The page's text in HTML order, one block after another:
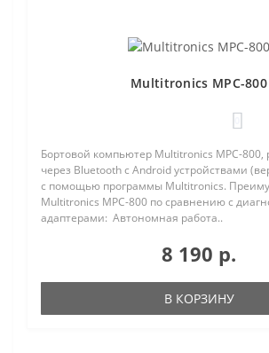
Multitronics MPC-800
Бортовой компьютер Multitronics MPC-
через Bluetooth с Android устройствами
с помощью программы Multitronics.
Multitronics MPC-800 по сравнению с
адаптерами: Автономная работа..
8 190 р.
В КОРЗИНУ